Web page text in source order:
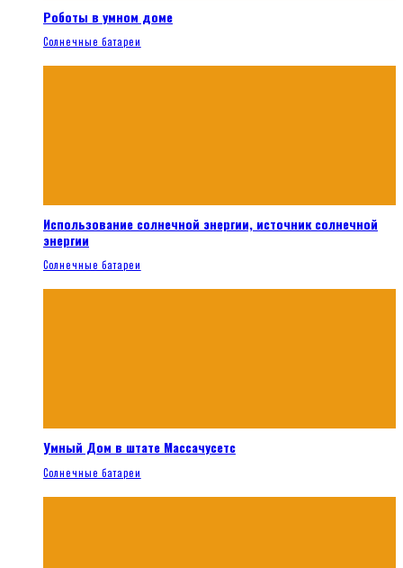
Роботы в умном доме
Солнечные батареи
Использование солнечной энергии, источник солнечной
энергии
Солнечные батареи
Умный Дом в штате Массачусетс
Солнечные батареи